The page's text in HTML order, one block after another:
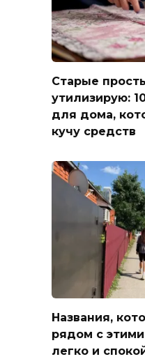
Старые
утилизирую:
для дома,
кучу средств
Названия,
рядом с
легко и